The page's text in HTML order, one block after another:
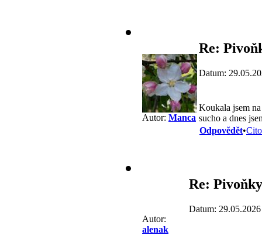
Autor: Manca
Re:
Datum:
Koukala jsem
sucho a dnes
Odpovědět•
Autor:
alenak
Re: Pivoňky
Datum: